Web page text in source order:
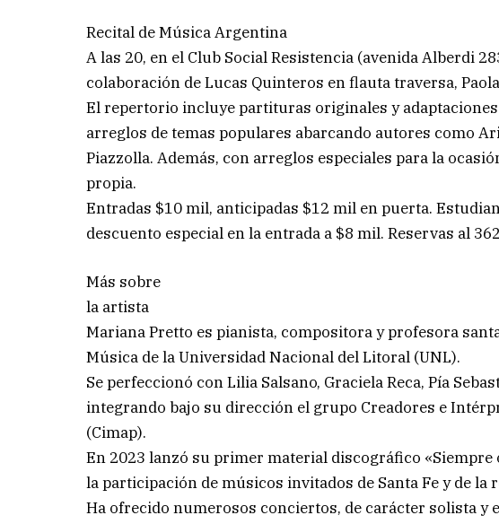
Recital de Música Argentina
A las 20, en el Club Social Resistencia (avenida Alberdi
colaboración de Lucas Quinteros en flauta traversa,
El repertorio incluye partituras originales y
arreglos de temas populares abarcando autores como
Piazzolla. Además, con arreglos especiales para la
propia.
Entradas $10 mil, anticipadas $12 mil en puerta.
descuento especial en la entrada a $8 mil. Reservas al
Más sobre
la artista
Mariana Pretto es pianista, compositora y profesora
Música de la Universidad Nacional del Litoral (UNL).
Se perfeccionó con Lilia Salsano, Graciela Reca, Pía
integrando bajo su dirección el grupo Creadores e
(Cimap).
En 2023 lanzó su primer material discográfico
la participación de músicos invitados de Santa Fe y de la
Ha ofrecido numerosos conciertos, de carácter solista y